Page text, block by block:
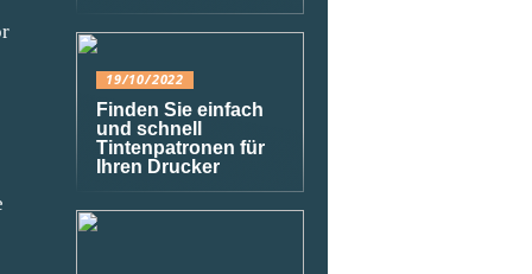
19/10/2022
Finden Sie einfach
und schnell
Tintenpatronen für
Ihren Drucker